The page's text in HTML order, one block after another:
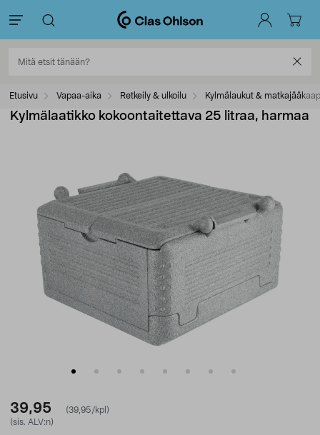
Etusivu Vapaa-aika Retkeily & ulkoilu Kylmälaukut &
Kylmälaatikko kokoontaitettava 25 litraa, harmaa
39,95
(39,95/kpl)
(sis. ALV:n)